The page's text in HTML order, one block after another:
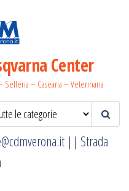
Center
– Casearia – Veterinaria
|| Strada